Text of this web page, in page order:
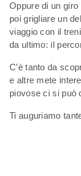
Oppure di un
poi grigliare un
viaggio con il
da ultimo: il
C’è tanto da
e altre mete
piovose ci si può
Ti auguriamo